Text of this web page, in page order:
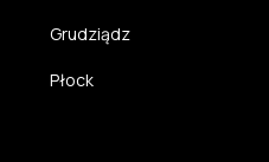
Grudziądz
Płock